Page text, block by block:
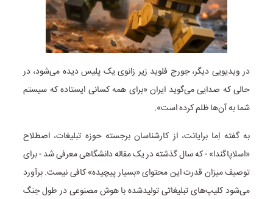
در ویدیویی دیگر، جورج فلوید زیر زانوی یک پلیس دیده می‌شود، در
حالی که صدایی می‌گوید ایران «برای همه کسانی ایستاده که سیستم
شما به آن‌ها ظلم کرده است».
به گفته اِما برایانت، از کارشناسان برجسته حوزه تبلیغات، اصطلاح
«اسلاپاگندا» - که سال گذشته در یک مقاله دانشگاهی معرفی شد - برای
توصیف میزان قدرت این محتوای «بسیار پیچیده» کافی نیست. برآورد
می‌شود کلیپ‌های تبلیغاتی تولیدشده با هوش مصنوعی در طول جنگ